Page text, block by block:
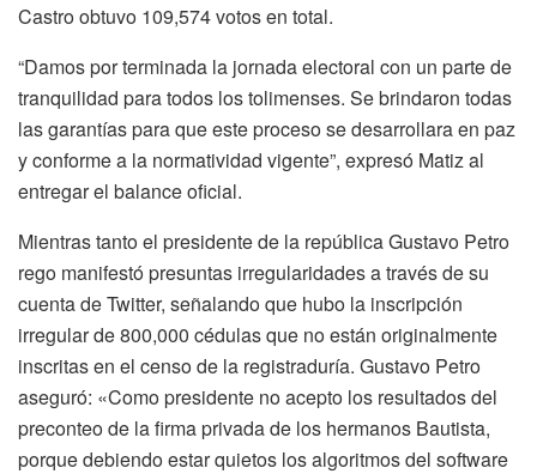
Castro obtuvo 109,574 votos en total.
“Damos por terminada la jornada electoral con un parte de
tranquilidad para todos los tolimenses. Se brindaron todas
las garantías para que este proceso se desarrollara en paz
y conforme a la normatividad vigente”, expresó Matiz al
entregar el balance oficial.
Mientras tanto el presidente de la república Gustavo Petro
rego manifestó presuntas irregularidades a través de su
cuenta de Twitter, señalando que hubo la inscripción
irregular de 800,000 cédulas que no están originalmente
inscritas en el censo de la registraduría. Gustavo Petro
aseguró: «Como presidente no acepto los resultados del
preconteo de la firma privada de los hermanos Bautista,
porque debiendo estar quietos los algoritmos del software